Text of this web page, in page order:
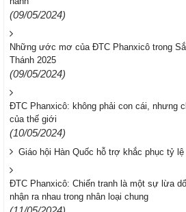
(09/05/2024)
Những ước mơ của ĐTC Phanxicô trong
Thánh 2025
(09/05/2024)
ĐTC Phanxicô: không phải con cái, nhưng
của thế giới
(10/05/2024)
Giáo hội Hàn Quốc hỗ trợ khắc phục tỷ
ĐTC Phanxicô: Chiến tranh là một sự lừa
nhận ra nhau trong nhân loại chung